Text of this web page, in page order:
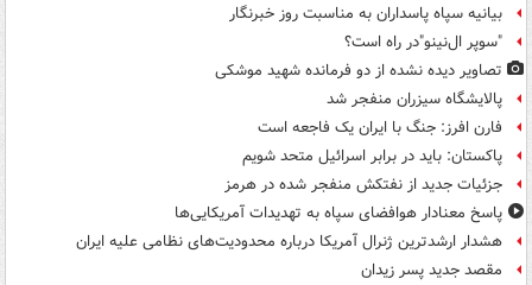
بیانیه سپاه پاسداران به مناسبت روز خبرنگار
"سوپر ال‌نینو"در راه است؟
تصاویر دیده‌ نشده از دو فرمانده شهید موشکی
پالایشگاه سیزران منفجر شد
فارن افرز: جنگ با ایران یک فاجعه است
پاکستان: باید در برابر اسرائیل متحد شویم
جزئیات جدید از نفتکش منفجر شده در هرمز
پاسخ معنادار هوافضای سپاه به تهدیدات آمریکایی‌ها
هشدار ارشدترین ژنرال آمریکا درباره محدودیت‌های نظامی علیه ایران
مقصد جدید پسر زیدان